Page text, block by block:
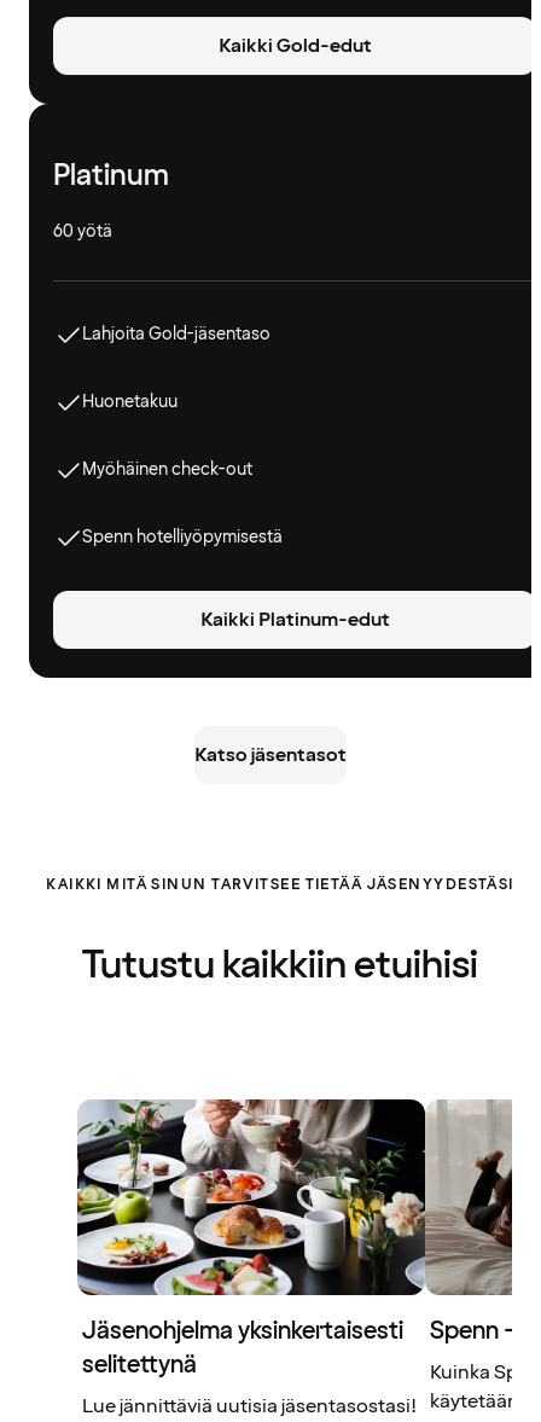
Kaikki Gold-edut
Platinum
60 yötä
Lahjoita Gold-jäsentaso
Huonetakuu
Myöhäinen check-out
Spenn hotelliyöpymisestä
Kaikki Platinum-edut
Katso jäsentasot
KAIKKI MITÄ SINUN TARVITSEE TIETÄÄ JÄSENYYDESTÄSI
Tutustu kaikkiin etuihisi
Jäsenohjelma yksinkertaisesti
selitettynä
Lue jännittäviä uutisia jäsentasostasi!
Spenn –
Kuinka
käytetään?